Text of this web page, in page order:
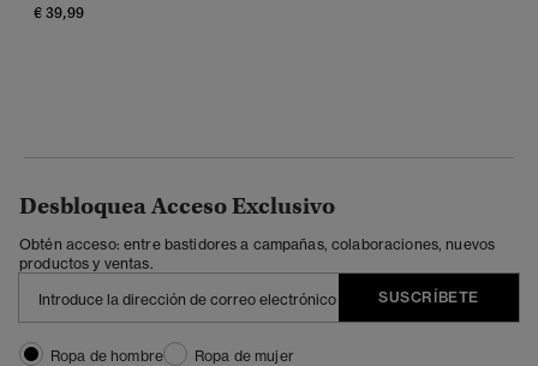
€ 39,99
Desbloquea Acceso Exclusivo
Obtén acceso: entre bastidores a campañas, colaboraciones, nuevos
productos y ventas.
SUSCRÍBETE
Ropa de hombre
Ropa de mujer